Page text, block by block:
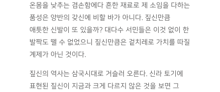
온몸을 낮추는 겸손함에다 흔한 재료로 제 소임을 다하는
품성은 양반의 갖신에 비할 바가 아니다. 짚신만큼
애틋한 신발이 또 있을까? 대다수 서민들은 이것 없이 한
발짝도 뗄 수 없었으니 짚신만큼은 겉치레로 가치를 따질
계제가 아닌 것이다.
짚신의 역사는 삼국시대로 거슬러 오른다. 신라 토기에
표현된 짚신이 지금과 크게 다르지 않은 것을 보면 그